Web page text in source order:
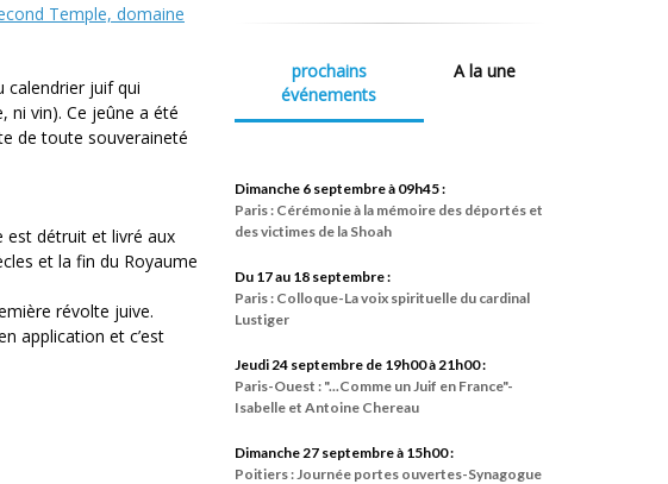
Temple, domaine
calendrier juif qui
ni vin). Ce jeûne a été
de toute souveraineté
est détruit et livré aux
et la fin du Royaume
révolte juive.
application et c’est
prochains
événements
A la une
Dimanche 6 septembre à 09h45 :
Paris : Cérémonie à la mémoire des déportés et
des victimes de la Shoah
Du 17 au 18 septembre :
Paris : Colloque-La voix spirituelle du cardinal
Lustiger
Jeudi 24 septembre de 19h00 à 21h00 :
Paris-Ouest : "...Comme un Juif en France"-
Isabelle et Antoine Chereau
Dimanche 27 septembre à 15h00 :
Poitiers : Journée portes ouvertes-Synagogue